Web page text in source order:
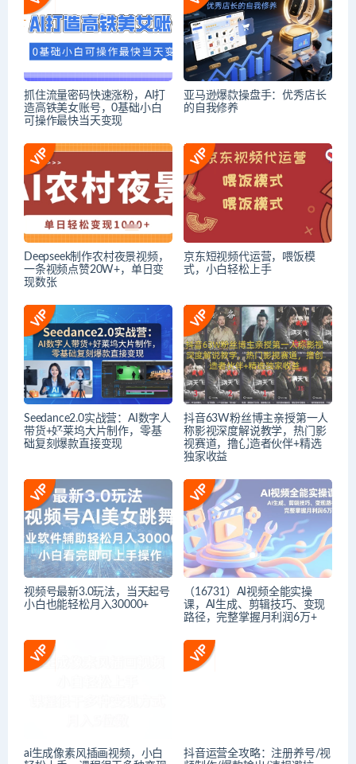
抓住流量密码快速涨粉，AI打
造高铁美女账号，0基础小白
可操作最快当天变现
亚马逊爆款操盘手：优秀店长
的自我修养
Deepseek制作农村夜景视频，
一条视频点赞20W+，单日变
现数张
京东短视频代运营，喂饭模
式，小白轻松上手
Seedance2.0实战营：AI数字人
带货+好莱坞大片制作，零基
础复刻爆款直接变现
抖音63W粉丝博主亲授第一人
称影视深度解说教学，热门影
视赛道，撸创造者伙伴+精选
独家收益
视频号最新3.0玩法，当天起号
小白也能轻松月入30000+
（16731）AI视频全能实操
课，AI生成、剪辑技巧、变现
路径，完整掌握月利润6万+
ai生成像素风插画视频，小白
抖音运营全攻略：注册养号/视